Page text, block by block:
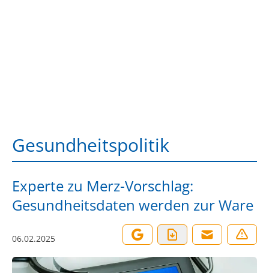
Gesundheitspolitik
Experte zu Merz-Vorschlag:
Gesundheitsdaten werden zur Ware
06.02.2025